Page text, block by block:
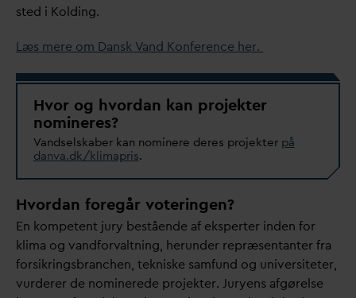
sted i Kolding.
Læs mere om Dansk Vand Konference her.
Hvor og hvordan kan projekter
nomineres?
Vandselskaber kan nominere deres projekter på
danva.dk/klimapris.
Hvordan foregår voteringen?
En kompetent jury bestående af eksperter inden for
klima og vandforvaltning, herunder repræsentanter fra
forsikringsbranchen, tekniske samfund og universiteter,
vurderer de nominerede projekter. Juryens afgørelse